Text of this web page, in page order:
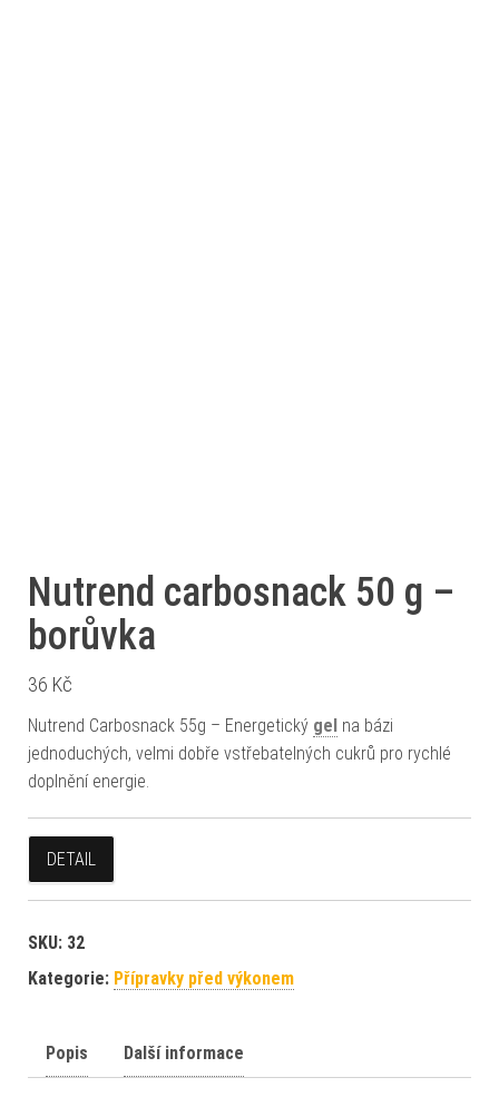
Nutrend carbosnack 50 g –
borůvka
36 Kč
Nutrend Carbosnack 55g – Energetický gel na bázi
jednoduchých, velmi dobře vstřebatelných cukrů pro rychlé
doplnění energie.
DETAIL
SKU: 32
Kategorie: Přípravky před výkonem
Popis Další informace